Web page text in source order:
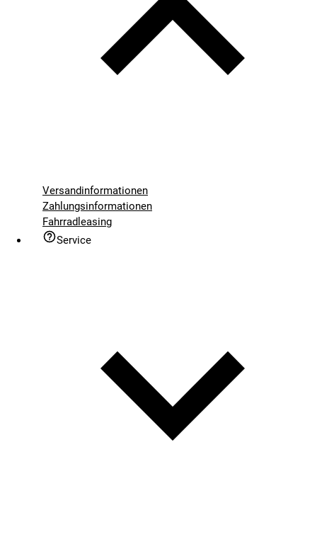
Versandinformationen
Zahlungsinformationen
Fahrradleasing
Service